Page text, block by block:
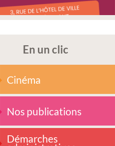
En un clic
Cinéma
Nos publications
Démarches